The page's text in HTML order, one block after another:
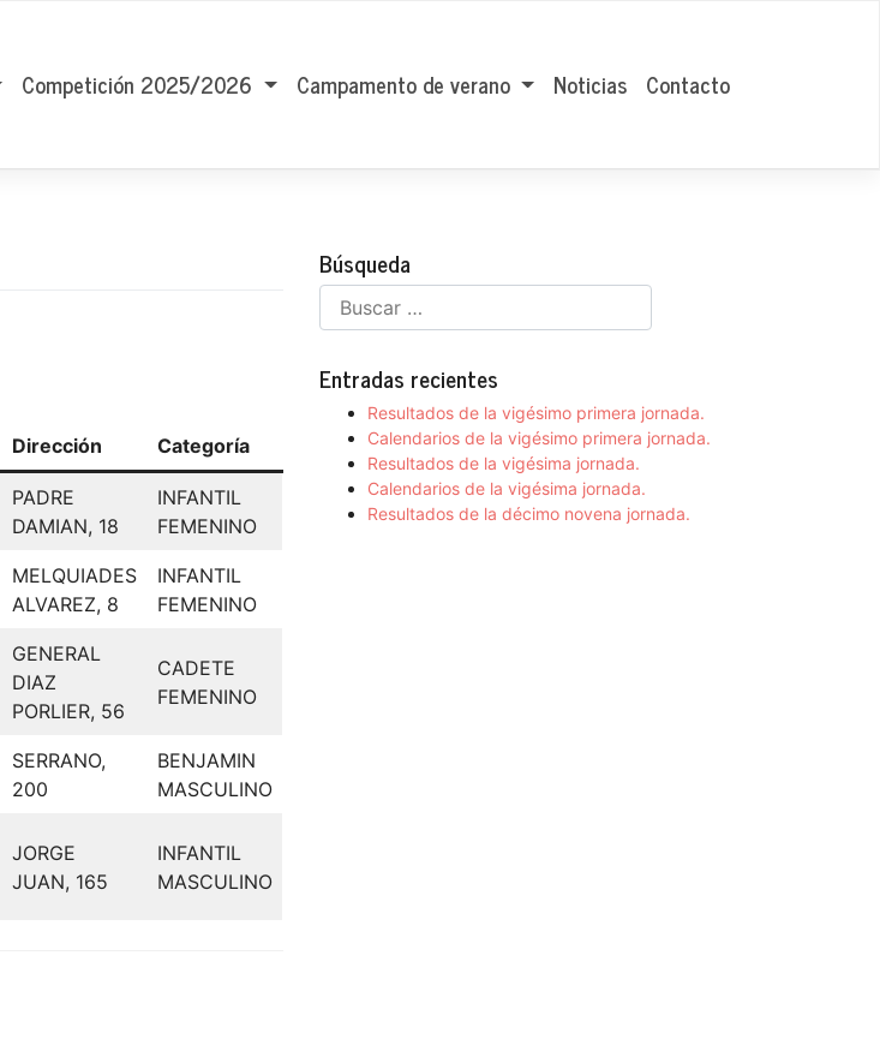
Competición 2025/2026 Campamento de verano Noticias Contacto
Dirección Categoría
PADRE
DAMIAN, 18
INFANTIL
FEMENINO
MELQUIADES
ALVAREZ, 8
INFANTIL
FEMENINO
GENERAL
DIAZ
PORLIER, 56
CADETE
FEMENINO
SERRANO,
200
BENJAMIN
MASCULINO
JORGE
JUAN, 165
INFANTIL
MASCULINO
Búsqueda
Entradas recientes
Resultados de la vigésimo primera jornada.
Calendarios de la vigésimo primera jornada.
Resultados de la vigésima jornada.
Calendarios de la vigésima jornada.
Resultados de la décimo novena jornada.